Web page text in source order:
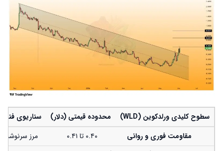
سطوح کلیدی ورلدکوین (WLD) محدوده قیمتی (دلار)
سناریوی فنی و
مقاومت فوری و روانی
۰.۴۰ تا ۰.۴۱
مرز سرنوشت‌ساز؛ بسته شدن کندل